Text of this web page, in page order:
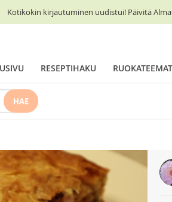
Kotikokin kirjautuminen uudistui! Päivitä
RESEPTIHAKU RUOKATEEMAT
HAE